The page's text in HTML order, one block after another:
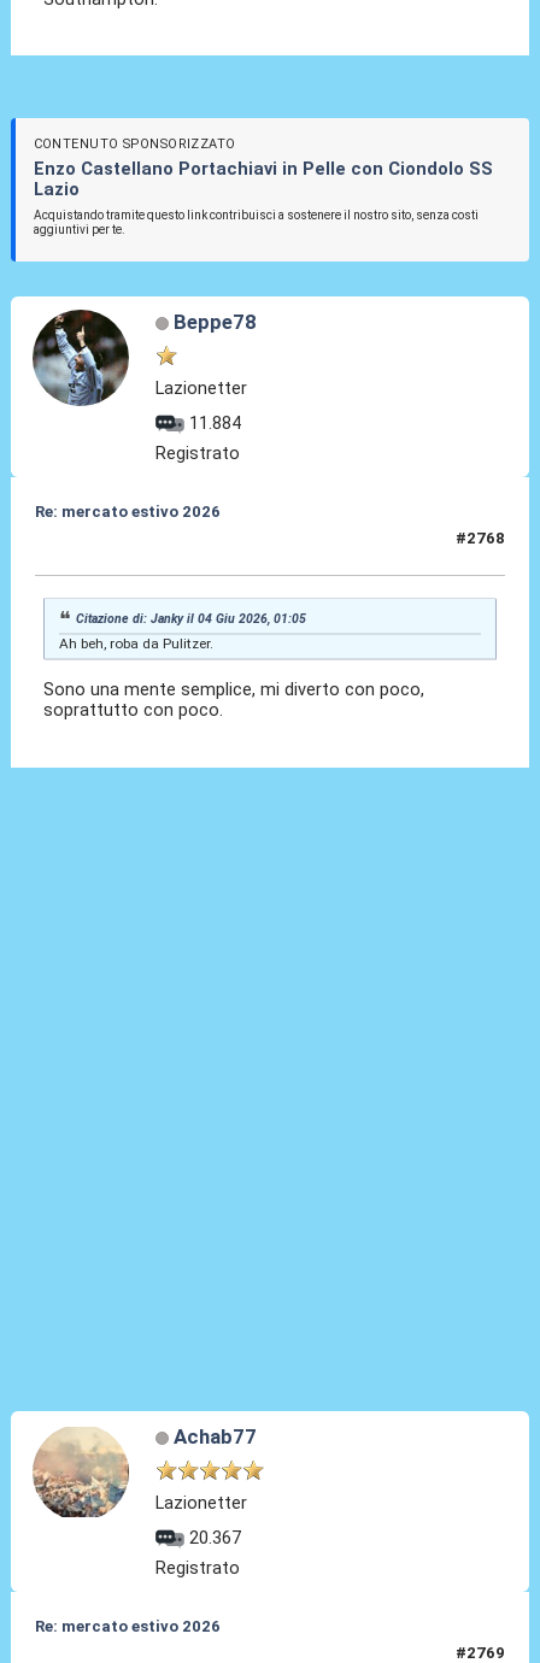
CONTENUTO SPONSORIZZATO
Enzo Castellano Portachiavi in Pelle con Ciondolo SS
Lazio
Acquistando tramite questo link contribuisci a sostenere il nostro sito, senza costi
aggiuntivi per te.
Beppe78
Lazionetter
11.884
Registrato
Re: mercato estivo 2026
#2768
Citazione di: Janky il 04 Giu 2026, 01:05
Ah beh, roba da Pulitzer.
Sono una mente semplice, mi diverto con poco,
soprattutto con poco.
Achab77
Lazionetter
20.367
Registrato
Re: mercato estivo 2026
#2769